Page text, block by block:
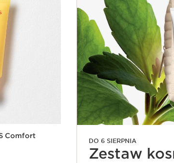
Comfort
DO 6 SIERPNIA
Zestaw